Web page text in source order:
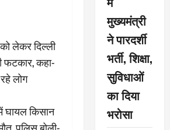
लेकर दिल्ली
फटकार, कहा-
लोग
घायल किसान
मुख्यमंत्री
ने पारदर्शी
भर्ती, शिक्षा,
सुविधाओं
का दिया
भरोसा